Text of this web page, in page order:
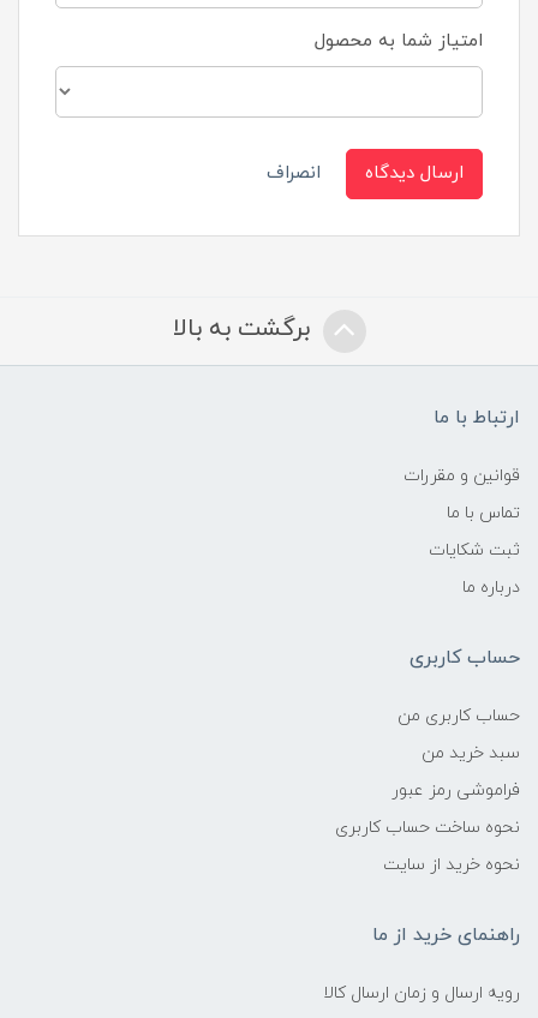
امتیاز شما به محصول
ارسال دیدگاه انصراف
برگشت به بالا
ارتباط با ما
قوانین و مقررات
تماس با ما
ثبت شکایات
درباره ما
حساب کاربری
حساب کاربری من
سبد خرید من
فراموشی رمز عبور
نحوه ساخت حساب کاربری
نحوه خرید از سایت
راهنمای خرید از ما
رویه ارسال و زمان ارسال کالا